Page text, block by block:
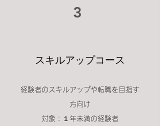
3
​スキルアップコース
経験者のスキルアップや転職を目指す
方向け
​対象：１年未満の経験者